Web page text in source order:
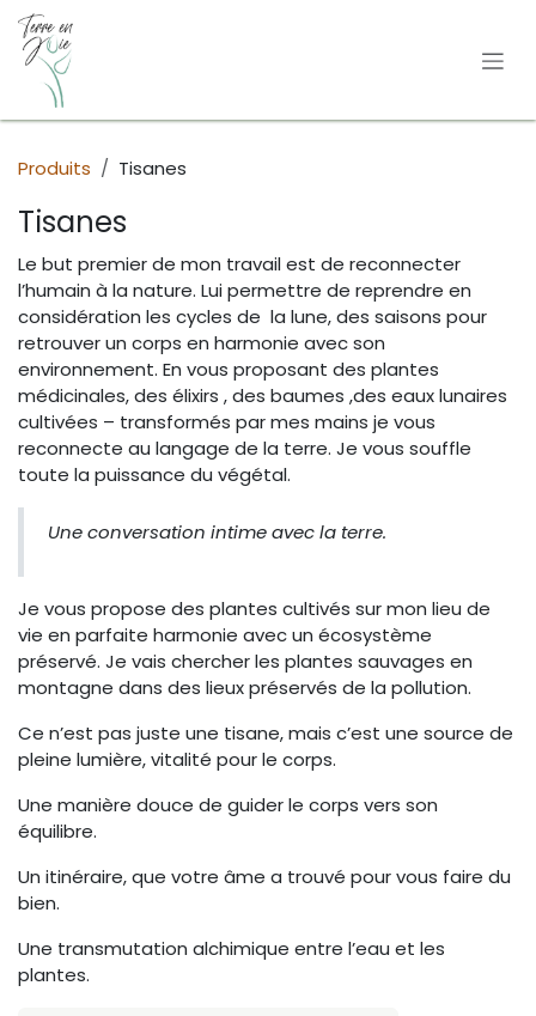
Se rendre au contenu
Produits Tisanes
Tisanes
Le but premier de mon travail est de reconnecter
l’humain à la nature. Lui permettre de reprendre en
considération les cycles de la lune, des saisons pour
retrouver un corps en harmonie avec son
environnement. En vous proposant des plantes
médicinales, des élixirs , des baumes ,des eaux lunaires
cultivées – transformés par mes mains je vous
reconnecte au langage de la terre. Je vous souffle
toute la puissance du végétal.
Une conversation intime avec la terre.
Je vous propose des plantes cultivés sur mon lieu de
vie en parfaite harmonie avec un écosystème
préservé. Je vais chercher les plantes sauvages en
montagne dans des lieux préservés de la pollution.
Ce n’est pas juste une tisane, mais c’est une source de
pleine lumière, vitalité pour le corps.
Une manière douce de guider le corps vers son
équilibre.
Un itinéraire, que votre âme a trouvé pour vous faire du
bien.
Une transmutation alchimique entre l’eau et les
plantes.